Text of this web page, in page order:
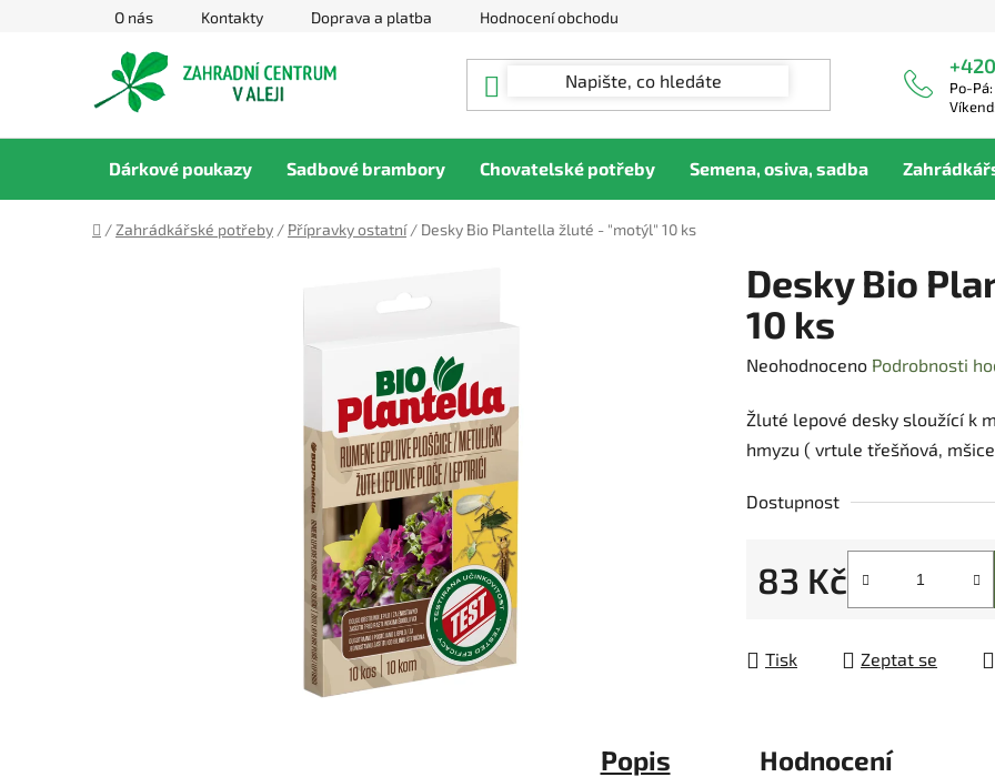
O nás Kontakty Doprava a platba Hodnocení obchodu
Po-
Dárkové poukazy Sadbové brambory Chovatelské potřeby Semena, osiva, sadba
Domů
/ Zahrádkářské potřeby / Přípravky ostatní / Desky Bio Plantella žluté - "motýl" 10 ks
Desky Bio
10 ks
Průměrné
produktu
je
z
hvězdiček.
Neohodnoceno Podrobnosti
Žluté lepové desky sloužící k
hmyzu ( vrtule třešňová,
Dostupnost
83 Kč
Měrná cena:
Tisk Zeptat se
Popis Hodnocení